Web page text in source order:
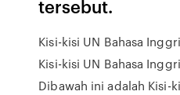
tersebut.
Kisi-kisi UN Bahasa
Kisi-kisi UN Bahasa
Dibawah ini adalah Kisi-